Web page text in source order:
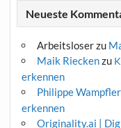
Neueste
Arbeitsloserzu
Maik Rieckenzu
erkennen
Philippe Wampfler
erkennen
Originality.ai |